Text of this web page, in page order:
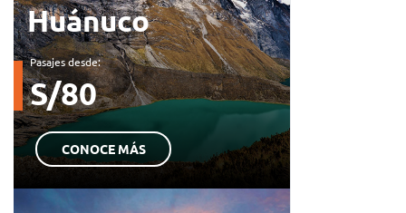
Huánuco
Pasajes desde:
S/80
CONOCE MÁS